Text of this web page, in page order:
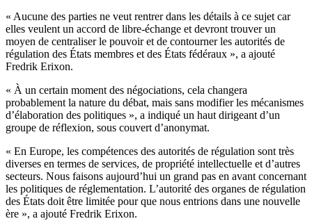
« Aucune des parties ne veut rentrer dans les détails à ce sujet car
elles veulent un accord de libre-échange et devront trouver un
moyen de centraliser le pouvoir et de contourner les autorités de
régulation des États membres et des États fédéraux », a ajouté
Fredrik Erixon.
« À un certain moment des négociations, cela changera
probablement la nature du débat, mais sans modifier les mécanismes
d’élaboration des politiques », a indiqué un haut dirigeant d’un
groupe de réflexion, sous couvert d’anonymat.
« En Europe, les compétences des autorités de régulation sont très
diverses en termes de services, de propriété intellectuelle et d’autres
secteurs. Nous faisons aujourd’hui un grand pas en avant concernant
les politiques de réglementation. L’autorité des organes de régulation
des États doit être limitée pour que nous entrions dans une nouvelle
ère », a ajouté Fredrik Erixon.